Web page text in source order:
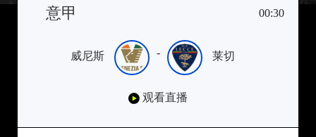
意甲 00:30
威尼斯 - 莱切
观看直播